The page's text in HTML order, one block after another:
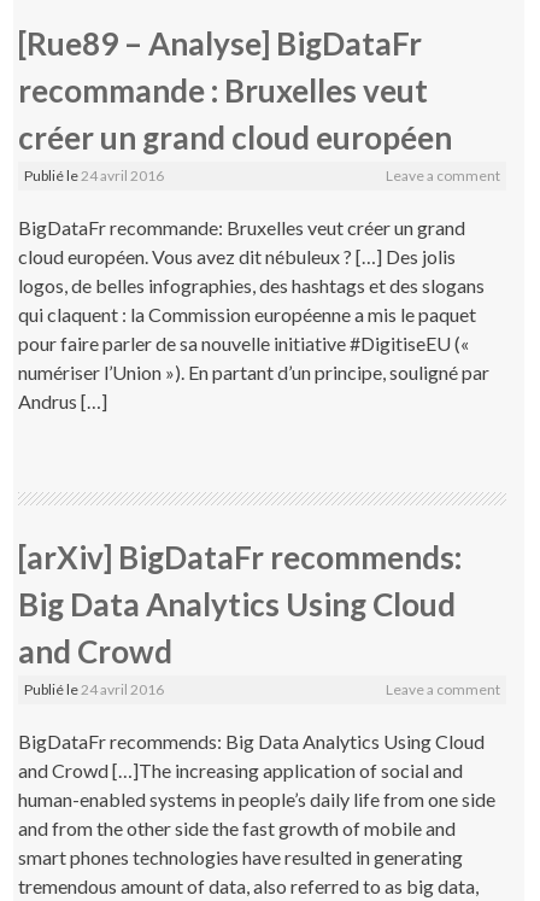
[Rue89 – Analyse] BigDataFr
recommande : Bruxelles veut
créer un grand cloud européen
Publié le 24 avril 2016 Leave a comment
BigDataFr recommande: Bruxelles veut créer un grand
cloud européen. Vous avez dit nébuleux ? […] Des jolis
logos, de belles infographies, des hashtags et des slogans
qui claquent : la Commission européenne a mis le paquet
pour faire parler de sa nouvelle initiative #DigitiseEU («
numériser l’Union »). En partant d’un principe, souligné par
Andrus […]
[arXiv] BigDataFr recommends:
Big Data Analytics Using Cloud
and Crowd
Publié le 24 avril 2016 Leave a comment
BigDataFr recommends: Big Data Analytics Using Cloud
and Crowd […]The increasing application of social and
human-enabled systems in people’s daily life from one side
and from the other side the fast growth of mobile and
smart phones technologies have resulted in generating
tremendous amount of data, also referred to as big data,